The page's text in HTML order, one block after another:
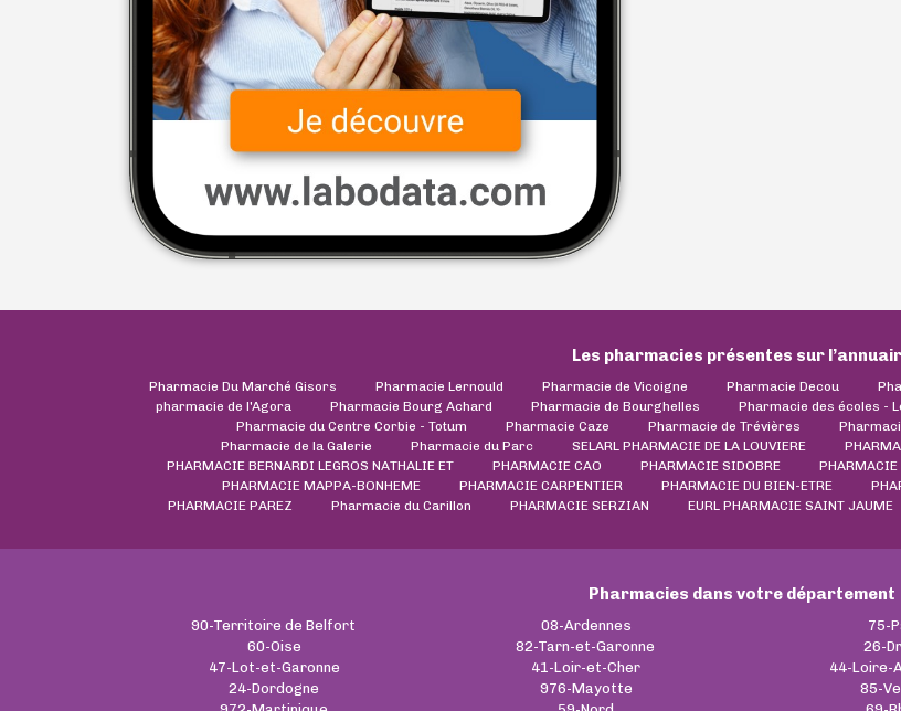
Les pharmacies présentes sur
Pharmacie Du Marché Gisors Pharmacie Lernould Pharmacie de Vicoigne Pharmacie Decou
pharmacie de l'Agora
Pharmacie Bourg Achard Pharmacie de Bourghelles Pharmacie des écoles -
Pharmacie du Centre Corbie - Totum
Pharmacie Caze Pharmacie de Trévières
Pharmacie de la Galerie
Pharmacie du Parc SELARL PHARMACIE DE LA LOUVIERE
PHARMACIE BERNARDI LEGROS NATHALIE ET
PHARMACIE CAO PHARMACIE SIDOBRE PHARMACIE
PHARMACIE MAPPA-BONHEME
PHARMACIE CARPENTIER PHARMACIE DU BIEN-ETRE
PHARMACIE PAREZ
Pharmacie du Carillon PHARMACIE SERZIAN EURL PHARMACIE SAINT JAUME
Pharmacies dans votre département
90-Territoire de Belfort
60-Oise
47-Lot-et-Garonne
24-Dordogne
08-Ardennes
82-Tarn-et-Garonne
41-Loir-et-Cher
976-Mayotte
75-
26-
44-Loire-
85-